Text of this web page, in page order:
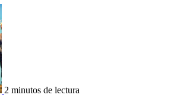
2 minutos de lectura